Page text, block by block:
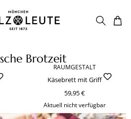
Brotzeit
RAUMGESTALT
Käsebrett mit Griff
59,95 €
Aktuell nicht verfügbar